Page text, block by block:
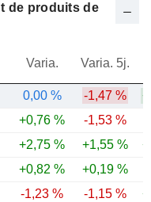
de produits de
Varia. Varia. 5j.
0,00 % -1,47 %
+0,76 % -1,53 %
+2,75 % +1,55 %
+0,82 % +0,19 %
-1,23 % -1,15 %